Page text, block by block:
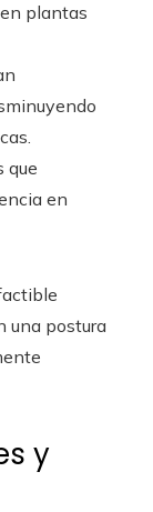
plantas
que
en
una postura
y